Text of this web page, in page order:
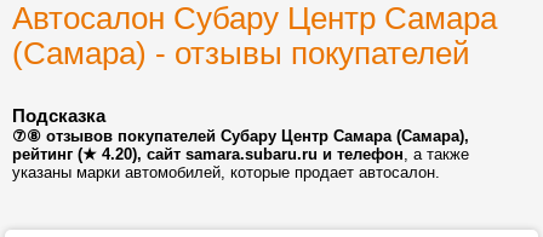
Автосалон Субару Центр Самара
(Самара) - отзывы покупателей
Подсказка
⑦⑧ отзывов покупателей Субару Центр Самара (Самара),
рейтинг (★ 4.20), сайт samara.subaru.ru и телефон, а также
указаны марки автомобилей, которые продает автосалон.